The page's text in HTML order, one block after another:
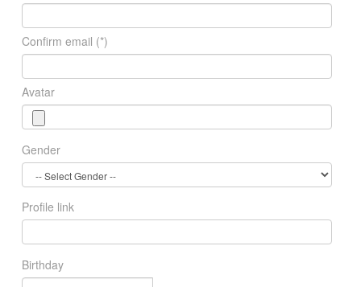
Confirm email (*)
Avatar
Gender
Profile link
Birthday